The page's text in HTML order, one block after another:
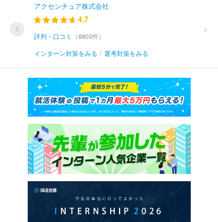
5
アクセンチュア株式会社
4.7
評判・口コミ
（8803件）
インターン対策をみる / 選考対策をみる